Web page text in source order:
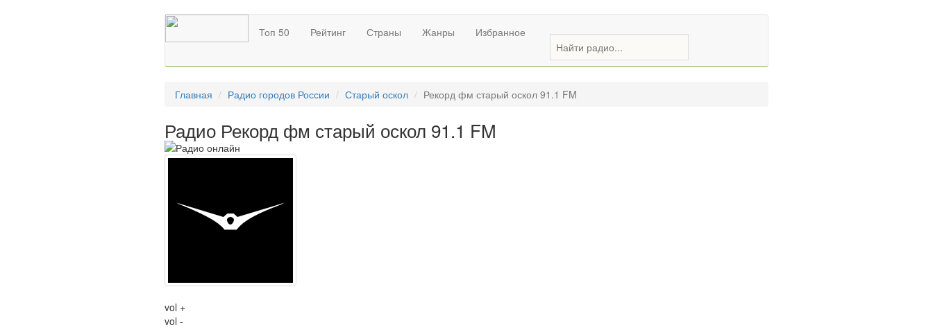
Топ 50 Рейтинг Страны Жанры Избранное
Главная Радио городов России Старый оскол Рекорд фм старый оскол 91.1 FM
Радио Рекорд фм старый оскол 91.1 FM
vol +
vol -